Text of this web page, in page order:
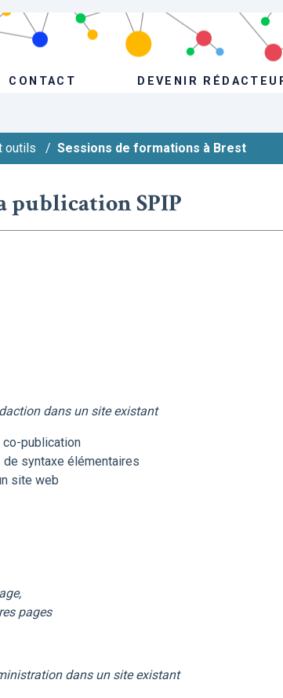
CONTACT DEVENIR
outils / Sessions de formations à Brest
publication SPIP
dans un site existant
co-publication
syntaxe élémentaires
site web
pages
dans un site existant